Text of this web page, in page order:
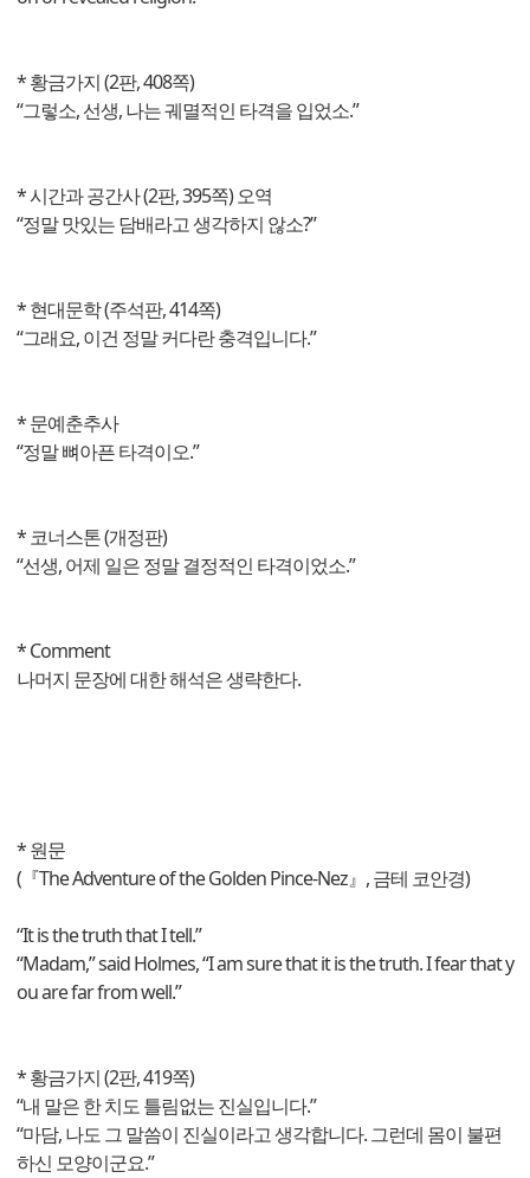
* 황금가지 (2판, 408쪽)
“그렇소, 선생, 나는 궤멸적인 타격을 입었소.”
* 시간과 공간사 (2판, 395쪽) 오역
“정말 맛있는 담배라고 생각하지 않소?”
* 현대문학 (주석판, 414쪽)
“그래요, 이건 정말 커다란 충격입니다.”
* 문예춘추사
“정말 뼈아픈 타격이오.”
* 코너스톤 (개정판)
“선생, 어제 일은 정말 결정적인 타격이었소.”
* Comment
나머지 문장에 대한 해석은 생략한다.
* 원문
(『The Adventure of the Golden Pince-Nez』, 금테 코안경)
“It is the truth that I tell.”
“Madam,” said Holmes, “I am sure that it is the truth. I fear that y
ou are far from well.”
* 황금가지 (2판, 419쪽)
“내 말은 한 치도 틀림없는 진실입니다.”
“마담, 나도 그 말씀이 진실이라고 생각합니다. 그런데 몸이 불편
하신 모양이군요.”